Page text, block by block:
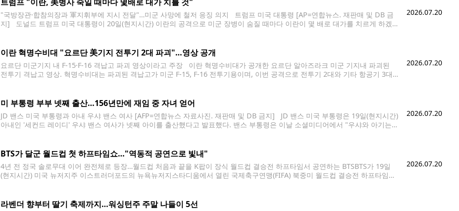
트럼프 "이란, 美병사 죽일 때마다 몇배로 대가 치를 것"
"국방장관·합참의장과 軍지휘부에 지시 전달"…미군 사망에 철저 응징 의지 트럼프 미국 대통령 [AP=연합뉴스. 재판매 및 DB 금
지] 도널드 트럼프 미국 대통령이 20일(현지시간) 이란의 공격으로 미군 장병이 숨질 때마다 이란이 몇 배로 대가를 치르게 하겠
2026.07.20
이란 혁명수비대 "요르단 美기지 전투기 2대 파괴"…영상 공개
요르단 미군기지 내 F-15·F-16 격납고 파괴 영상이라고 주장 이란 혁명수비대가 공개한 요르단 알아즈라크 미군 기지내 파괴된
전투기 격납고 영상. 혁명수비대는 파괴된 격납고가 미군 F-15, F-16 전투기용이며, 이번 공격으로 전투기 2대와 기타 항공기 3대
2026.07.20
미 부통령 부부 넷째 출산…156년만에 재임 중 자녀 얻어
JD 밴스 미국 부통령과 아내 우샤 밴스 여사 [AFP=연합뉴스 자료사진. 재판매 및 DB 금지] JD 밴스 미국 부통령은 19일(현지시간)
아내인 '세컨드 레이디' 우샤 밴스 여사가 넷째 아이를 출산했다고 발표했다. 밴스 부통령은 이날 소셜미디어에서 "우샤와 아기는
2026.07.20
BTS가 달군 월드컵 첫 하프타임쇼…"역동적 공연으로 빛내"
4년 전 정국 솔로무대 이어 완전체로 등장…월드컵 처음과 끝을 K팝이 장식 월드컵 결승전 하프타임서 공연하는 BTSBTS가 19일
(현지시간) 미국 뉴저지주 이스트러더포드의 뉴욕뉴저지스타디움에서 열린 국제축구연맹(FIFA) 북중미 월드컵 결승전 하프타임쇼
2026.07.20
라벤더 향부터 딸기 축제까지…워싱턴주 주말 나들이 5선